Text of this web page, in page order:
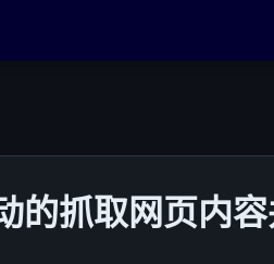
抓取网页内